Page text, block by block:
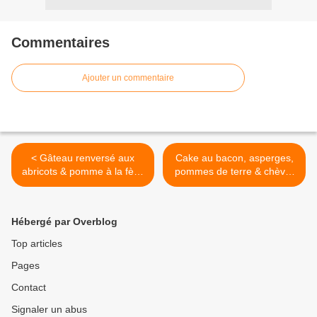
Commentaires
Ajouter un commentaire
< Gâteau renversé aux
abricots & pomme à la fève
tonka
Cake au bacon, asperges,
pommes de terre & chèvre
>
Hébergé par Overblog
Top articles
Pages
Contact
Signaler un abus